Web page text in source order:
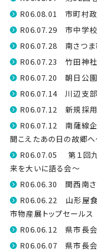
R06.08.01 市町村
R06.07.29 市中学校
R06.07.28 南さつま
R06.07.23 竹田神社
R06.07.20 朝日公園
R06.07.14 川辺支
R06.07.12 新規採用
R06.07.12 南薩線
聞こえたあの日の故郷
R06.07.05 第１回
来を大いに語る会～
R06.06.30 関西南さ
R06.06.22 山形屋食
市物産展トップセールス
R06.06.12 県市長
R06.06.07 県市長